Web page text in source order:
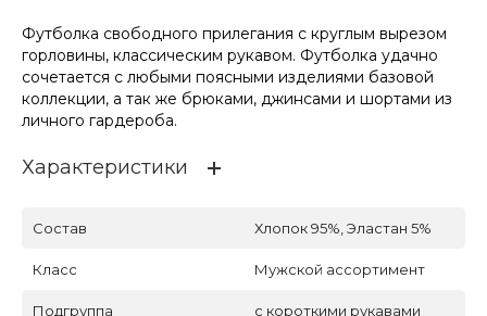
Футболка свободного прилегания с круглым вырезом
горловины, классическим рукавом. Футболка удачно
сочетается с любыми поясными изделиями базовой
коллекции, а так же брюками, джинсами и шортами из
личного гардероба.
Характеристики
Состав Хлопок 95%, Эластан 5%
Класс Мужской ассортимент
Подгруппа с короткими рукавами